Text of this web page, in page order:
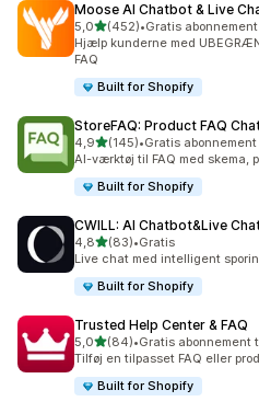
Moose AI Chatbot & Live
5,0ud af 5 stjerner
(452)
452 anmeldelser i alt
•Gratis
Hjælp kunderne med
FAQ
Built for Shopify
StoreFAQ: Product FAQ
4,9ud af 5 stjerner
(145)
145 anmeldelser i alt
•Gratis
AI-værktøj til FAQ med skema,
Built for Shopify
CWILL: AI Chatbot&Live
4,8ud af 5 stjerner
(83)
83 anmeldelser i alt
•Gratis
Live chat med intelligent
Built for Shopify
Trusted Help Center & FAQ
5,0ud af 5 stjerner
(84)
84 anmeldelser i alt
•Gratis
Tilføj en tilpasset FAQ eller
Built for Shopify